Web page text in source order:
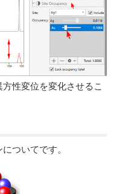
性変位を変化させるこ
ついてです。